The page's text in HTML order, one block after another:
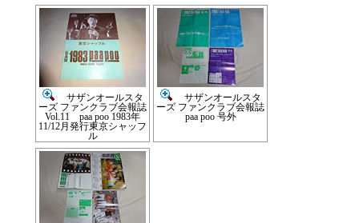
サザンオールスタ
ーズ ファンクラブ会報誌
Vol.11 paa poo 1983年
11/12月発行東京シャッフ
ル
サザンオールスタ
ーズ ファンクラブ会報誌
paa poo 号外